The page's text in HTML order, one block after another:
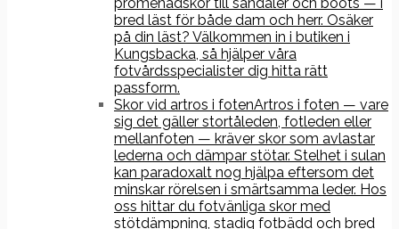
bred läst för både dam och herr. Osäker
på din läst? Välkommen in i butiken i
Kungsbacka, så hjälper våra
fotvårdsspecialister dig hitta rätt
passform.
Skor vid artros i fotenArtros i foten — vare
sig det gäller stortåleden, fotleden eller
mellanfoten — kräver skor som avlastar
lederna och dämpar stötar. Stelhet i sulan
kan paradoxalt nog hjälpa eftersom det
minskar rörelsen i smärtsamma leder. Hos
oss hittar du fotvänliga skor med
stötdämpning, stadig fotbädd och bred